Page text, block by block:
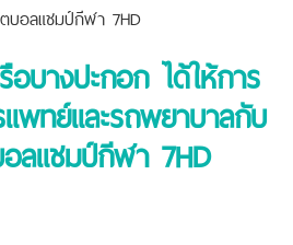
บอลแชมป์กีฬา 7HD
อบางปะกอก ได้ให้การ
พทย์และรถพยาบาลกับ
ลแชมป์กีฬา 7HD